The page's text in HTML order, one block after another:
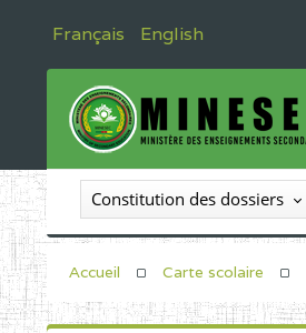
Français English
Constitution des dossiers
Accueil Carte scolaire